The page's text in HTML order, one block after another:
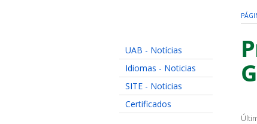
UAB - Notícias
Idiomas - Noticias
SITE - Noticias
Certificados